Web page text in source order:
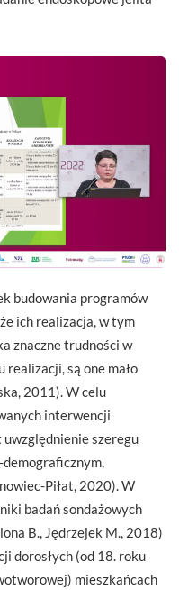
budowania programów
ich realizacja, w tym
znaczne trudności w
realizacji, są one mało
2011). W celu
interwencji
szeregu
demograficznym,
Piłat, 2020). W
badań sondażowych
B., Jędrzejek M., 2018)
dorosłych (od 18. roku
mieszkańcach